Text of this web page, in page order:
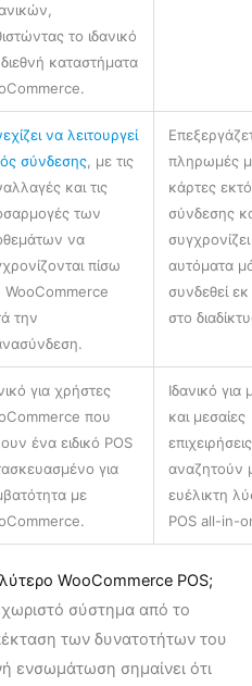
το ιδανικό
διεθνή καταστήματα
να λειτουργεί
σύνδεσης , με τις
και τις
των
να
πίσω
WooCommerce
την
πληρωμές
κάρτες
σύνδεσης
συγχρονίζει
αυτόματα
συνδεθεί
στο
για χρήστες
που
ένα ειδικό POS
για
με
Ιδανικό για
και μεσαίες
αναζητούν
ευέλικτη
POS all-in-
WooCommerce POS;
σύστημα από το
των δυνατοτήτων του
ενσωμάτωση σημαίνει ότι